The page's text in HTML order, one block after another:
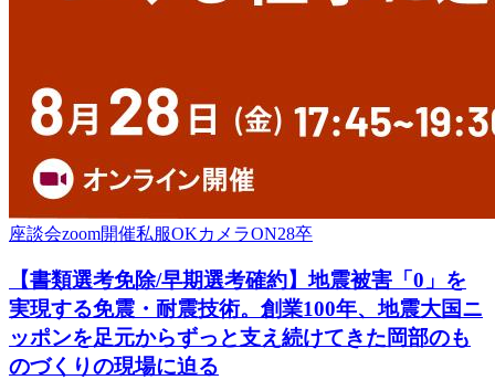
座談会zoom開催私服OKカメラON28卒
【書類選考免除/早期選考確約】地震被害「0」を
実現する免震・耐震技術。創業100年、地震大国ニ
ッポンを足元からずっと支え続けてきた岡部のも
のづくりの現場に迫る